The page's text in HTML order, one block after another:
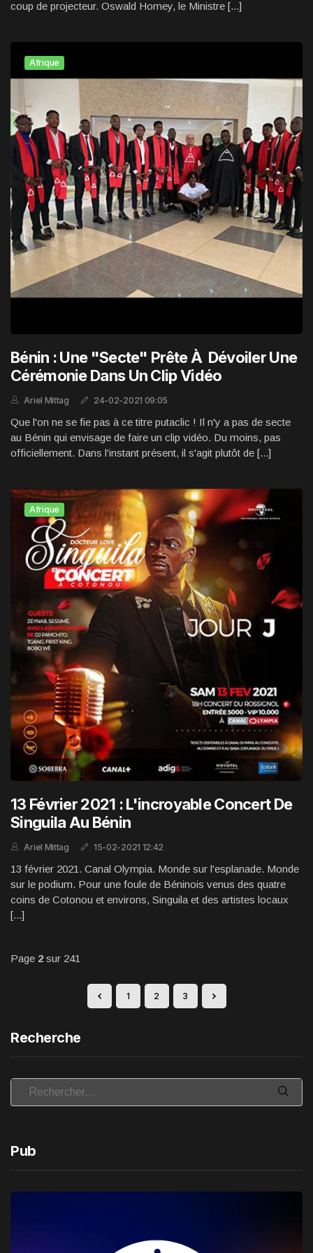
coup de projecteur. Oswald Homey, le Ministre [...]
Afrique
Bénin : Une "secte" Prête À Dévoiler Une
Cérémonie Dans Un Clip Vidéo
Ariel Mittag 24-02-2021 09:05
Que l'on ne se fie pas à ce titre putaclic ! Il n'y a pas de secte
au Bénin qui envisage de faire un clip vidéo. Du moins, pas
officiellement. Dans l'instant présent, il s'agit plutôt de [...]
Afrique
13 Février 2021 : L'incroyable Concert De
Singuila Au Bénin
Ariel Mittag 15-02-2021 12:42
13 février 2021. Canal Olympia. Monde sur l'esplanade. Monde
sur le podium. Pour une foule de Béninois venus des quatre
coins de Cotonou et environs, Singuila et des artistes locaux
[...]
Page 2 sur 241
1 2 3
Recherche
Pub